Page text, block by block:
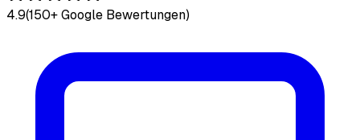
4.9(150+ Google Bewertungen)